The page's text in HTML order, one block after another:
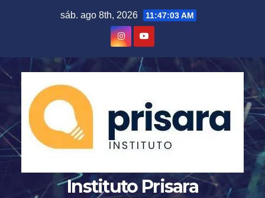
sáb. ago 8th, 2026 11:47:04 AM
Instituto Prisara